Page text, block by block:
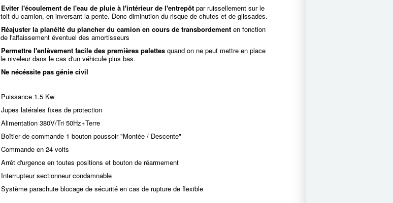
Eviter l'écoulement de l'eau de pluie à l'intérieur de l'entrepôt par ruissellement sur le
toit du camion, en inversant la pente. Donc diminution du risque de chutes et de glissades.
Réajuster la planéité du plancher du camion en cours de transbordement en fonction
de l'affaissement éventuel des amortisseurs
Permettre l'enlèvement facile des premières palettes quand on ne peut mettre en place
le niveleur dans le cas d'un véhicule plus bas.
Ne nécéssite pas génie civil
Puissance 1.5 Kw
Jupes latérales fixes de protection
Alimentation 380V/Tri 50Hz+Terre
Boîtier de commande 1 bouton poussoir "Montée / Descente"
Commande en 24 volts
Arrêt d'urgence en toutes positions et bouton de réarmement
Interrupteur sectionneur condamnable
Système parachute blocage de sécurité en cas de rupture de flexible